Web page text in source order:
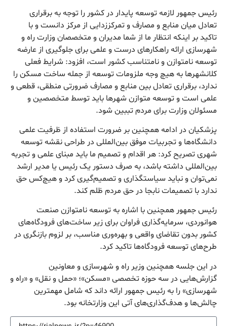
رئیس جمهور لازمه توسعه پایدار در کشور را توجه به برقراری
تعادل میان منابع و مصارف و تمرکززدایی از مرکز دانست و با
تاکید بر اینکه انتظار ما از شما مدیران و متخصصان وزارت راه و
شهرسازی ارائه راهکارهای درست و علمی برای جلوگیری از عارضه
توسعه نامتوازن و نامتناسب کشور است، افزود: شرایط فعلی
کلانشهرها به هیچ وجه ملزومات توسعه از جمله ساخت مسکن را
ندارد، برقراری تعادل بین منابع و مصارف ضرورتی منطقی، قطعی و
علمی است و توسعه متوازن شهرها باید توسط متخصصین و
مسئولان وزارت برای مردم تببین شود.
پزشکیان در ادامه همچنین بر ضرورت استفاده از ظرفیت علمی
دانشگاه‌ها و تجربیات موفق بین‌المللی در طراحی نقشه توسعه
شهری تصریح کرد: هر اقدام و تصمیم ما باید مبنای علمی و تجربه
بین‌المللی داشته باشد، به صرف دستور یک رئیس یا مدیر ارشد
نمی‌توان و نباید سیاستگذاری و تصمیم‌گیری کرد و هیچ‌کس حق
ندارد با تصمیمات نابجا در حق مردم ظلم کند.
رئیس جمهور همچنین با اشاره به توسعه نامتوازن صنعت
هوانوردی، سرمایه‌گذاری فراوان برای زیر ساخت‌های فرودگاه‌های
کشور بدون تقاضای واقعی و بهره‌وری مناسب، بر لزوم بازنگری در
طرح‌های توسعه فرودگاه‌ها تاکید کرد.
در این جلسه همچنین وزیر راه و شهرسازی و معاونین
گزارش‌هایی در سه حوزه تخصصی «مسکن»؛ «حمل و نقل» و «راه و
شهرسازی» را به رئیس جمهور ارائه داند که شامل مهمترین
چالش‌ها و هدف‌گذاری‌های آتی این وزارتخانه بود.